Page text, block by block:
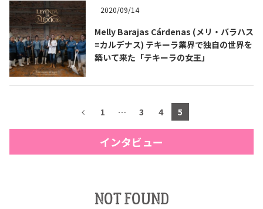
2020/09/14
Melly Barajas Cárdenas (メリ・バラハス
=カルデナス) テキーラ業界で独自の世界を
築いて来た「テキーラの女王」
1 … 3 4 5
インタビュー
NOT FOUND